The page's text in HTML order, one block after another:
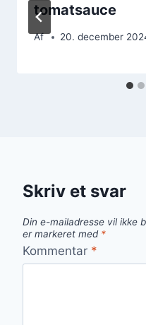
tomatsauce
Af 20. december
Skriv et svar
Din e-mailadresse vil ikke
er markeret med *
Kommentar *